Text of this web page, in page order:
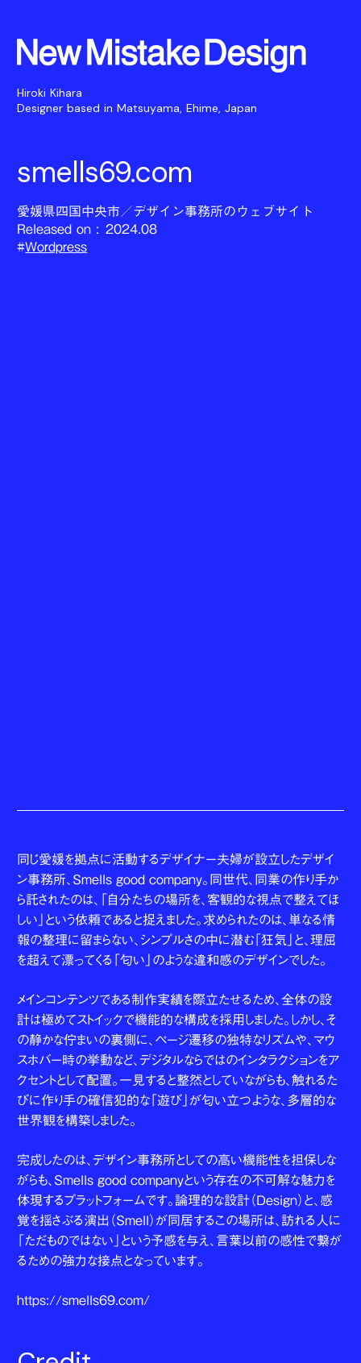
Hiroki Kihara
Designer based in Matsuyama, Ehime, Japan
smells69.com
愛媛県四国中央市／デザイン事務所のウェブサイト
Released on : 2024.08
#Wordpress
同じ愛媛を拠点に活動するデザイナー夫婦が設立したデザイ
ン事務所、Smells good company。同世代、同業の作り手か
ら託されたのは、「自分たちの場所を、客観的な視点で整えてほ
しい」という依頼であると捉えました。求められたのは、単なる情
報の整理に留まらない、シンプルさの中に潜む「狂気」と、理屈
を超えて漂ってくる「匂い」のような違和感のデザインでした。
メインコンテンツである制作実績を際立たせるため、全体の設
計は極めてストイックで機能的な構成を採用しました。しかし、そ
の静かな佇まいの裏側に、ページ遷移の独特なリズムや、マウ
スホバー時の挙動など、デジタルならではのインタラクションをア
クセントとして配置。一見すると整然としていながらも、触れるた
びに作り手の確信犯的な「遊び」が匂い立つような、多層的な
世界観を構築しました。
完成したのは、デザイン事務所としての高い機能性を担保しな
がらも、Smells good companyという存在の不可解な魅力を
体現するプラットフォームです。論理的な設計（Design）と、感
覚を揺さぶる演出（Smell）が同居するこの場所は、訪れる人に
「ただものではない」という予感を与え、言葉以前の感性で繋が
るための強力な接点となっています。
https://smells69.com/